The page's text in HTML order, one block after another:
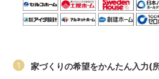
家づくりの希望をかんたん入力(